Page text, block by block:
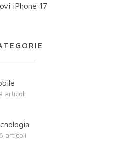
iPhone 17
articoli
articoli